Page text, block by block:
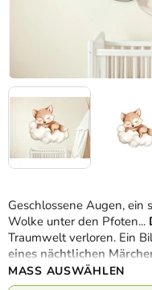
Geschlossene Augen,
Wolke unter den Pfoten...
Traumwelt verloren. Ein
eines nächtlichen
MASS AUSWÄHLEN